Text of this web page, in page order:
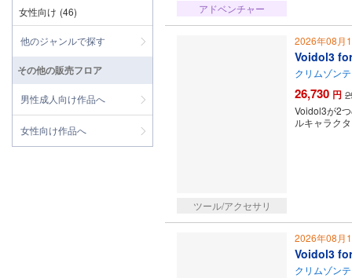
アドベンチャー
ツール/アクセサリ
2026年08月
Voidol3
クリムゾン
26,730 円
Voidol3が2
ルキャラク
2026年08月
Voidol3
クリムゾン
女性向け (46)
他のジャンルで探す
その他の販売フロア
男性成人向け作品へ
女性向け作品へ